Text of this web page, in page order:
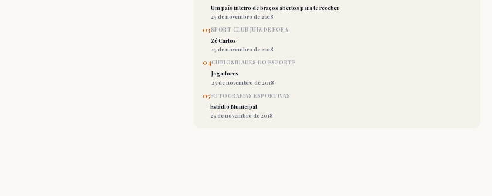
Um país inteiro de braços abertos para te receber
25 de novembro de 2018
03SPORT CLUB JUIZ DE FORA
Zé Carlos
25 de novembro de 2018
04CURIOSIDADES DO ESPORTE
Jogadores
25 de novembro de 2018
05FOTOGRAFIAS ESPORTIVAS
Estádio Municipal
25 de novembro de 2018